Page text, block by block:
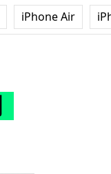
iPhone Air